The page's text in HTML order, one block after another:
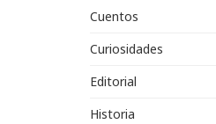
Cuentos
Curiosidades
Editorial
Historia